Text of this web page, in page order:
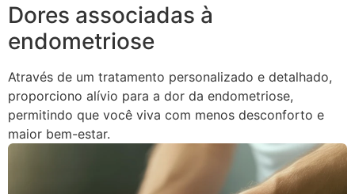
Dores associadas à
endometriose
Através de um tratamento personalizado e detalhado,
proporciono alívio para a dor da endometriose,
permitindo que você viva com menos desconforto e
maior bem-estar.